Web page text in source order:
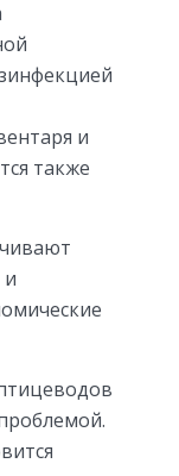
и
также
и